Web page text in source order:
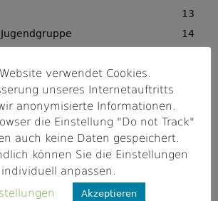
13
14
Jugendgruppe und Verein
17
19
Jugendgruppe
19
20
in der Jugendgruppe
verwendet Cookies.
unseres Internetauftritts
anonymisierte Informationen.
die Einstellung "Do not Track"
auch keine Daten gespeichert.
können Sie die Einstellungen
individuell anpassen.
Akzeptieren